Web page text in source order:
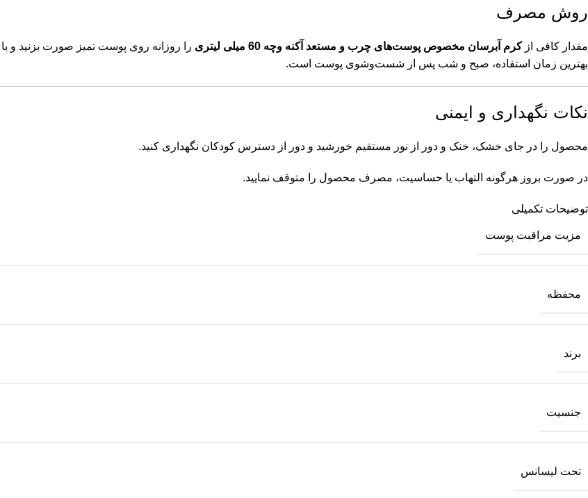
روش مصرف
مقدار کافی ازکرم آبرسان مخصوص پوست‌های چرب و مستعد آکنه وچه 60 میلی لیتری
را روزانه روی پوست تمیز صورت بزنید و
بهترین زمان استفاده، صبح و شب پس از شست‌وشوی پوست است.
نکات نگهداری و ایمنی
محصول را در جای خشک، خنک و دور از نور مستقیم خورشید و دور از دسترس کودکان نگهداری کنید.
در صورت بروز هرگونه التهاب یا حساسیت، مصرف محصول را متوقف نمایید.
توضیحات تکمیلی
مزیت مراقبت پوست
محفظه
برند
جنسیت
تحت لیسانس